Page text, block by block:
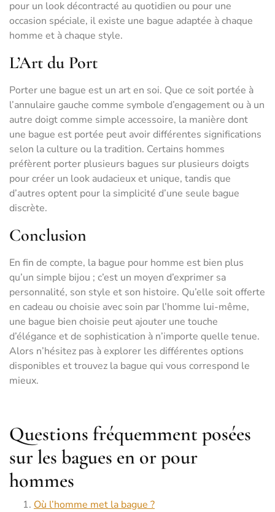
pour un look décontracté au quotidien ou pour une
occasion spéciale, il existe une bague adaptée à chaque
homme et à chaque style.
L’Art du Port
Porter une bague est un art en soi. Que ce soit portée à
l’annulaire gauche comme symbole d’engagement ou à un
autre doigt comme simple accessoire, la manière dont
une bague est portée peut avoir différentes significations
selon la culture ou la tradition. Certains hommes
préfèrent porter plusieurs bagues sur plusieurs doigts
pour créer un look audacieux et unique, tandis que
d’autres optent pour la simplicité d’une seule bague
discrète.
Conclusion
En fin de compte, la bague pour homme est bien plus
qu’un simple bijou ; c’est un moyen d’exprimer sa
personnalité, son style et son histoire. Qu’elle soit offerte
en cadeau ou choisie avec soin par l’homme lui-même,
une bague bien choisie peut ajouter une touche
d’élégance et de sophistication à n’importe quelle tenue.
Alors n’hésitez pas à explorer les différentes options
disponibles et trouvez la bague qui vous correspond le
mieux.
Questions fréquemment posées
sur les bagues en or pour
hommes
Où l’homme met la bague ?